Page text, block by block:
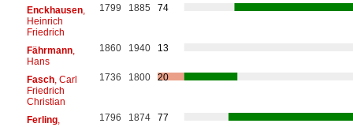
Enckhausen,
Heinrich
Friedrich
1799 1885 74
Fährmann,
Hans
1860 1940 13
Fasch, Carl
Friedrich
Christian
1736 1800 20
Ferling,
1796 1874 77